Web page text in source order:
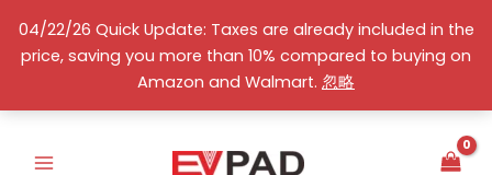
04/22/26 Quick Update: Taxes are already included in the
price, saving you more than 10% compared to buying on
Amazon and Walmart. 忽略
简体中文